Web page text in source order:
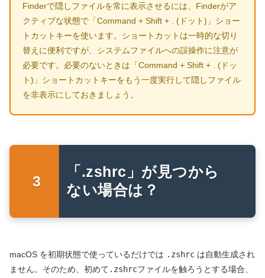
Finderで隠しファイルを常に表示させるには、Finderがア
クティブな状態で「Command + Shift + . (ドット)」ショー
トカットキーを使います。ショートカットは一時的な切り
替えに便利ですが、システムファイルへの誤操作に注意が
必要です。必要のないときは「Command + Shift + . (ドッ
ト)」ショートカットキーをもう一度実行して隠しファイル
を非表示にしておきましょう。
「.zshrc」が見つから
ない場合は？
macOS を初期状態で使っているだけでは .zshrc は自動生成され
ません。そのため、初めて .zshrcファイルを触ろうとする場合、